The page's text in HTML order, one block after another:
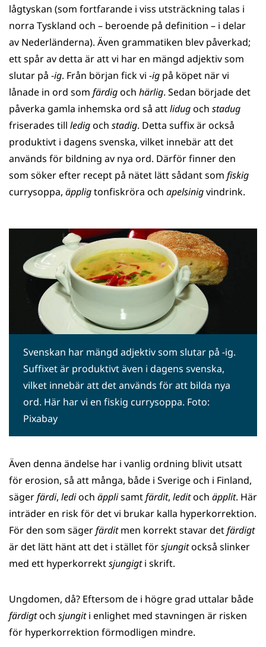
lågtyskan (som fortfarande i viss utsträckning talas i
norra Tyskland och – beroende på definition – i delar
av Nederländerna). Även grammatiken blev påverkad;
ett spår av detta är att vi har en mängd adjektiv som
slutar på -ig. Från början fick vi -ig på köpet när vi
lånade in ord som färdigoch härlig. Sedan började det
påverka gamla inhemska ord så attlidugoch stadug
friserades till ledigoch stadig. Detta suffix är också
produktivt i dagens svenska, vilket innebär att det
används för bildning av nya ord. Därför finner den
som söker efter recept på nätet lätt sådant som fiskig
currysoppa, äppligtonfiskröra och apelsinigvindrink.
Svenskan har mängd adjektiv som slutar på -ig.
Suffixet är produktivt även i dagens svenska,
vilket innebär att det används för att bilda nya
ord. Här har vi en fiskig currysoppa. Foto:
Pixabay
Även denna ändelse har i vanlig ordning blivit utsatt
för erosion, så att många, både i Sverige och i Finland,
sägerfärdi, ledioch äpplisamtfärdit, leditoch äpplit. Här
inträder en risk för det vi brukar kalla hyperkorrektion.
För den som sägerfärditmen korrekt stavar detfärdigt
är det lätt hänt att det i stället försjungitockså slinker
med ett hyperkorrektsjungigti skrift.
Ungdomen, då? Eftersom de i högre grad uttalar både
färdigtoch sjungiti enlighet med stavningen är risken
för hyperkorrektion förmodligen mindre.